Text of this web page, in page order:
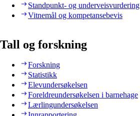
Standpunkt- og underveisvurdering
Vitnemål og kompetansebevis
Tall og forskning
Forskning
Statistikk
Elevundersøkelsen
Foreldreundersøkelsen i barnehage
Lærlingundersøkelsen